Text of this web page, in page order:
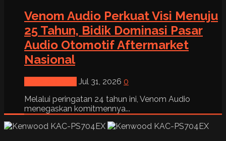
Venom Audio Perkuat Visi Menuju
25 Tahun, Bidik Dominasi Pasar
Audio Otomotif Aftermarket
Nasional
Jul 31, 2026 0
Melalui peringatan 24 tahun ini, Venom Audio
menegaskan komitmennya...